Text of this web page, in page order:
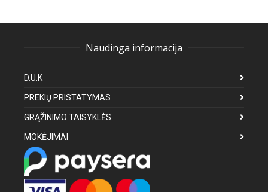
Naudinga informacija
D.U.K
PREKIŲ PRISTATYMAS
GRĄŽINIMO TAISYKLĖS
MOKĖJIMAI